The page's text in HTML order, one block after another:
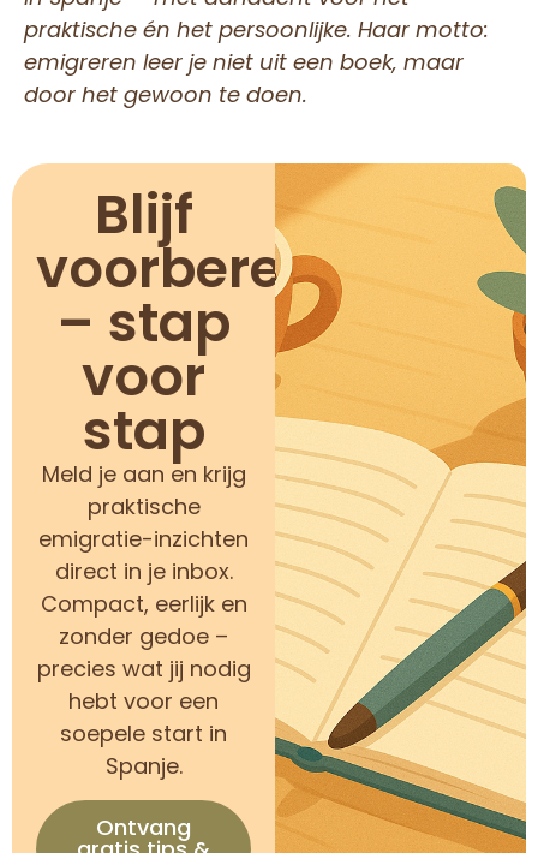
praktische én het persoonlijke. Haar motto:
emigreren leer je niet uit een boek, maar
door het gewoon te doen.
Blijf
voorbereid
– stap
voor
stap
Meld je aan en krijg
praktische
emigratie-inzichten
direct in je inbox.
Compact, eerlijk en
zonder gedoe –
precies wat jij nodig
hebt voor een
soepele start in
Spanje.
Ontvang